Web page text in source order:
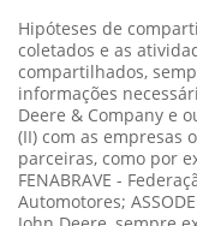
Hipóteses de
coletados e as
compartilhados,
informações
Deere & Company e
(II) com as empresas
parceiras, como por
FENABRAVE -
Automotores;